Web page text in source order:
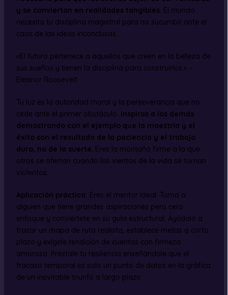
y se conviertan en realidades tangibles. El mundo
necesita tu disciplina magistral para no sucumbir ante el
caos de las ideas inconclusas.
«El futuro pertenece a aquellos que creen en la belleza de
sus sueños y tienen la disciplina para construirlos.» –
Eleanor Roosevelt
Tu luz es la autoridad moral y la perseverancia que no
cede ante el primer obstáculo. Inspiras a los demás
demostrando con el ejemplo que la maestría y el
éxito son el resultado de la paciencia y el trabajo
duro, no de la suerte. Eres la montaña firme a la que
otros se aferran cuando los vientos de la vida se tornan
violentos.
Aplicación práctica: Eres el mentor ideal. Toma a
alguien que tiene grandes aspiraciones pero cero
enfoque y conviértete en su guía estructural. Ayúdalo a
trazar un mapa de ruta realista, establece metas a corto
plazo y exígele rendición de cuentas con firmeza
amorosa. Préstale tu resiliencia enseñándole que el
fracaso temporal es solo un punto de datos en la gráfica
de un inevitable triunfo a largo plazo.